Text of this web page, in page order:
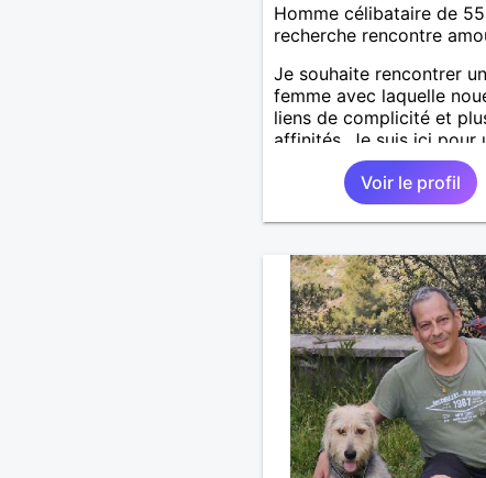
Homme célibataire de
recherche rencontre
Je souhaite rencontrer
femme avec laquelle
liens de complicité et
affinités. Je suis ici pour
rencontre sérieuse.
Voir le profil